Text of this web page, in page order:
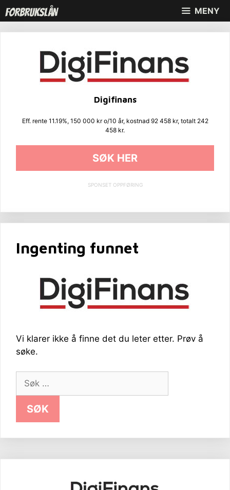
Hopp
til
innhold
MENY
Digifinans
Eff. rente 11.19%, 150 000 kr o/10 år, kostnad 92 458 kr, totalt 242
458 kr.
SØK HER
SPONSET OPPFØRING
Ingenting funnet
Vi klarer ikke å finne det du leter etter. Prøv å
søke.
etter: